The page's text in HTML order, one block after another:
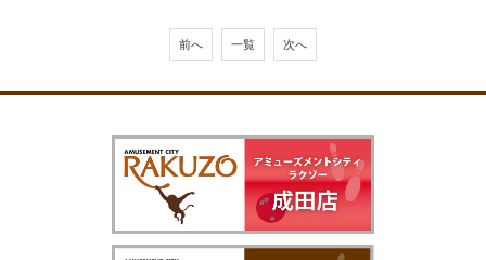
前へ 一覧 次へ